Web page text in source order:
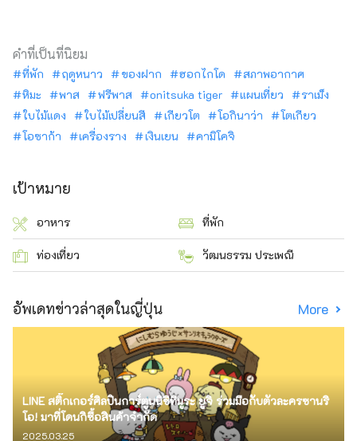
คำที่เป็นที่นิยม
ที่พัก ฤดูหนาว ของฝาก ฮอกไกโด
สภาพอากาศ
หิมะ
พาส ฟรีพาส onitsuka tiger แผนเที่ยว
ราเม็ง
ใบไม้แดง
ใบไม้เปลี่ยนสี เกียวโต โอกินาว่า
โตเกียว
โอซาก้า
เครื่องราง เงินเยน คามิโคจิ
เป้าหมาย
อาหาร ที่พัก
ท่องเที่ยว วัฒนธรรม ประเพณี
อัพเดทข่าวล่าสุดในญี่ปุ่น More
LINE สติ๊กเกอร์ศิลปินการ์ตูนนิชิทีมูระ ยูจิ ร่วมมือกับตัวละครซานริ
โอ! มาที่โดนกิซื้อสินค้าจำกัด
2025.03.25